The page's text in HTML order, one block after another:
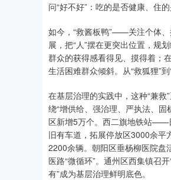
问“好不好”：吃的是否健康、住
如今，“救酱板鸭”——关注个体
展，把“人”摆在更突出位置，规
群众的获得感看得见、摸得着；
生活困难群众倾斜。从“救狐狸”
在基层治理的实践中，这种“兼
绕“增供给、强治理、严执法、
区新增5万个。西二旗地铁站——
旧有车道，拓展停放区3000余平
2200余辆。朝阳区垂杨柳医院盘
医路“微循环”。通州区西集镇召
有”成为基层治理鲜明底色。